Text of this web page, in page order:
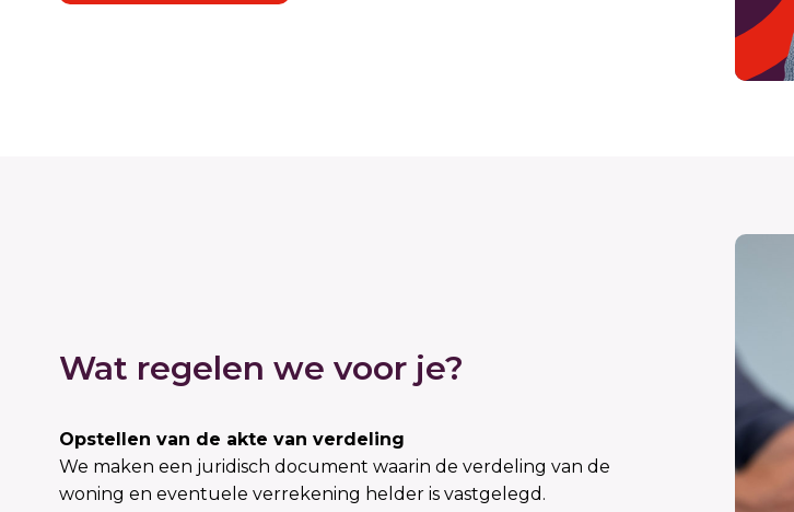
Wat regelen we voor je?
Opstellen van de akte van verdeling
We maken een juridisch document waarin de verdeling van de
woning en eventuele verrekening helder is vastgelegd.